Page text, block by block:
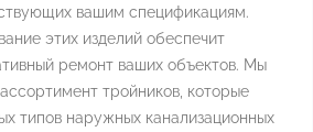
вашим спецификациям.
этих изделий обеспечит
ремонт ваших объектов. Мы
тройников, которые
типов наружных канализационных